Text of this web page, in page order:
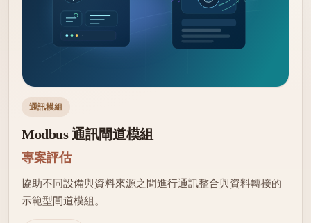
通訊模組
Modbus 通訊閘道模組
專案評估
協助不同設備與資料來源之間進行通訊整合與資料轉接的
示範型閘道模組。